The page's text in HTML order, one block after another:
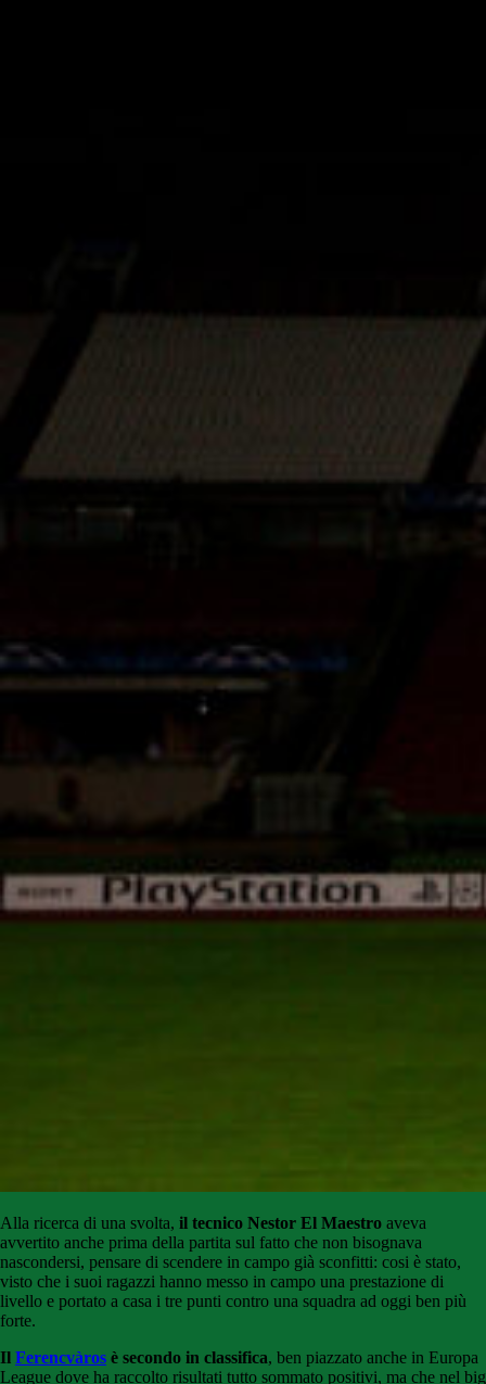
Alla ricerca di una svolta, il tecnico Nestor El Maestro aveva
avvertito anche prima della partita sul fatto che non bisognava
nascondersi, pensare di scendere in campo già sconfitti: cosi è stato,
visto che i suoi ragazzi hanno messo in campo una prestazione di
livello e portato a casa i tre punti contro una squadra ad oggi ben più
forte.
Il Ferencvàros è secondo in classifica, ben piazzato anche in Europa
League dove ha raccolto risultati tutto sommato positivi, ma che nel big